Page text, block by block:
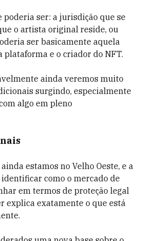
poderia ser: a jurisdição que se
o artista original reside, ou
ser basicamente aquela
plataforma e o criador do NFT.
ainda veremos muito
surgindo, especialmente
algo em pleno
estamos no Velho Oeste, e a
como o mercado de
em termos de proteção legal
explica exatamente o que está